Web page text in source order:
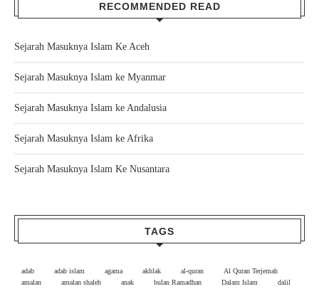
RECOMMENDED READ
Sejarah Masuknya Islam Ke Aceh
Sejarah Masuknya Islam ke Myanmar
Sejarah Masuknya Islam ke Andalusia
Sejarah Masuknya Islam ke Afrika
Sejarah Masuknya Islam Ke Nusantara
TAGS
adab adab islam agama akhlak al-quran
Al Quran Terjemah
amalan
amalan shaleh anak bulan Ramadhan Dalam Islam
dalil